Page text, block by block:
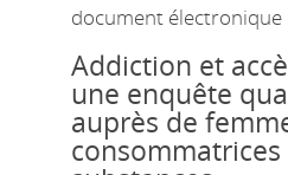
document électronique
Addiction et
une enquête
auprès de
consommatrices